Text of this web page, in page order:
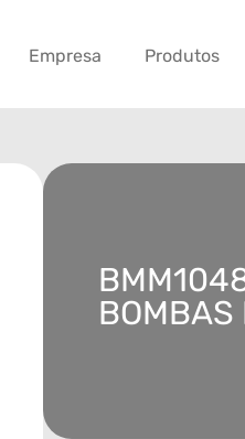
Empresa Produtos
BOMBAS